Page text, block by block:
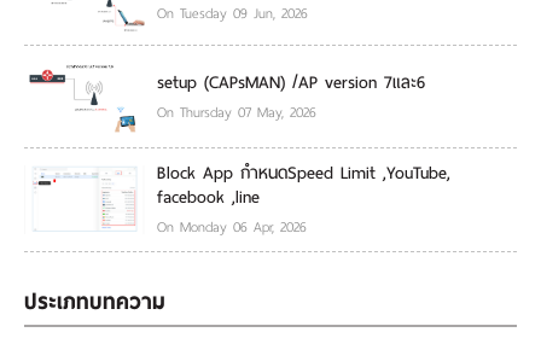
On Tuesday 09 Jun, 2026
setup (CAPsMAN) /AP version 7และ6
On Thursday 07 May, 2026
Block App กำหนดSpeed Limit ,YouTube,
facebook ,line
On Monday 06 Apr, 2026
ประเภทบทความ